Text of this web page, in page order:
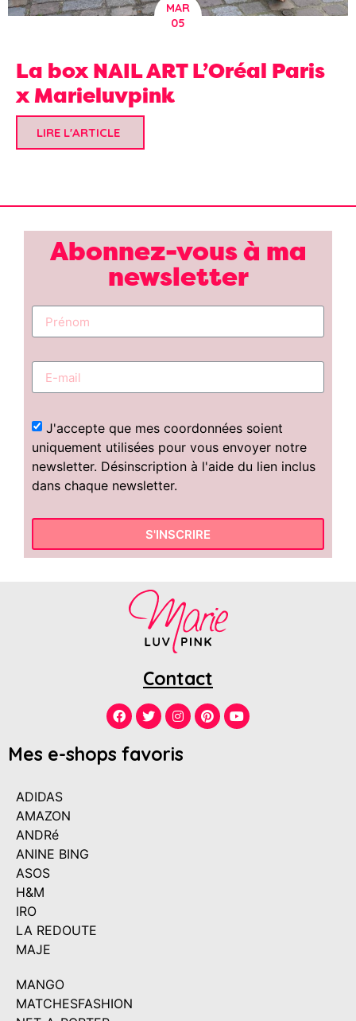
MAR
05
La box NAIL ART L’Oréal Paris
x Marieluvpink
LIRE L'ARTICLE
Abonnez-vous à ma
newsletter
J'accepte que mes coordonnées soient
uniquement utilisées pour vous envoyer notre
newsletter. Désinscription à l'aide du lien inclus
dans chaque newsletter.
S'INSCRIRE
Contact
Mes e-shops favoris
ADIDAS
AMAZON
ANDRé
ANINE BING
ASOS
H&M
IRO
LA REDOUTE
MAJE
MANGO
MATCHESFASHION